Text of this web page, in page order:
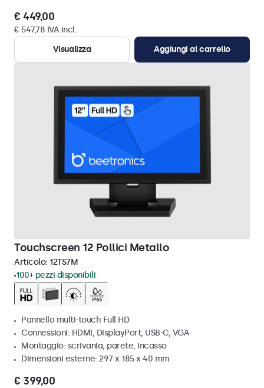
€ 449,00
€ 547,78 IVA incl.
Visualizza
Aggiungi al carrello
Touchscreen 12 Pollici Metallo
Articolo: 12TS7M
100+ pezzi disponibili
Pannello multi-touch Full HD
Connessioni: HDMI, DisplayPort, USB-C, VGA
Montaggio: scrivania, parete, incasso
Dimensioni esterne: 297 x 185 x 40 mm
€ 399,00